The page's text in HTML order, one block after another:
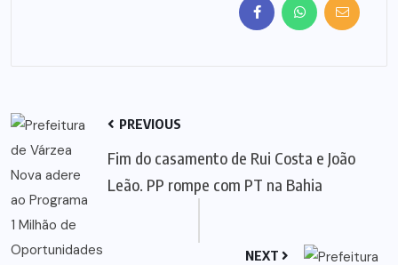
PREVIOUS
Fim do casamento de Rui Costa e João
Leão. PP rompe com PT na Bahia
NEXT